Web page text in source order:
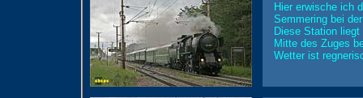
Hier erwische ich
Semmering bei
Diese Station
Mitte des Zuges
Wetter ist